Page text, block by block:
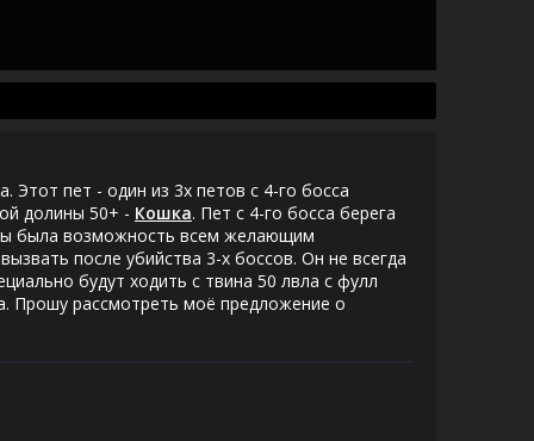
пет - один из 3х петов с 4-го босса
долины 50+ - Кошка. Пет с 4-го босса берега
была возможность всем желающим
после убийства 3-х боссов. Он не всегда
будут ходить с твина 50 лвла с фулл
Прошу рассмотреть моё предложение о